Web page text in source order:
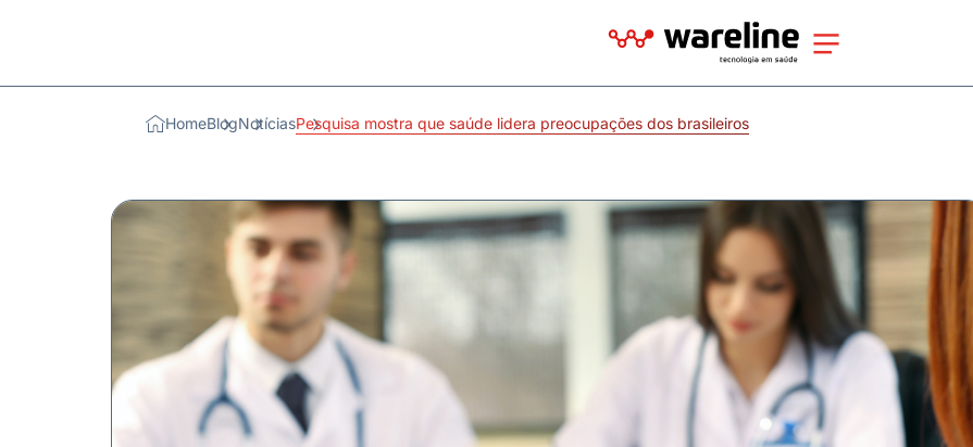
HomeBlogNotíciasPesquisa mostra que saúde lidera preocupações dos brasileiros